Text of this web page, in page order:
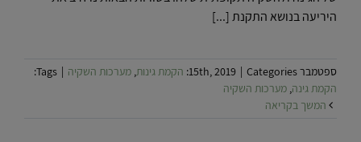
היריעה בנושא התקנת [...]
ספטמבר 15th, 2019Categories: הקמת גינות, מערכות השקיה
Tags:
הקמת גינה, מערכות השקיה
המשך בקריאה